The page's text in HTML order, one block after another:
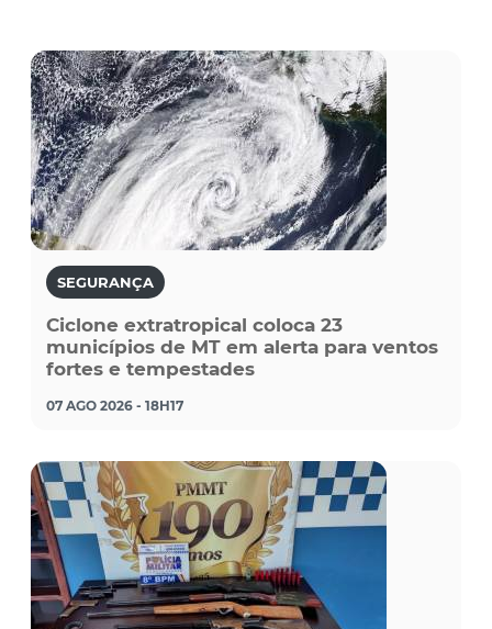
SEGURANÇA
Ciclone extratropical coloca 23
municípios de MT em alerta para ventos
fortes e tempestades
07 AGO 2026 - 18H17